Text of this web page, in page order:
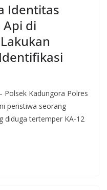
Identitas
di
Kadungora Polres
peristiwa seorang
diduga tertemper KA-12